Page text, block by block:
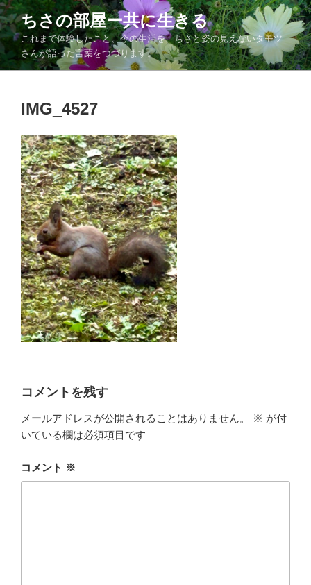
コ
ン
テ
ン
ツ
ちさの部屋ー共に生きる
これまで体験したこと、今の生活を、ちさと姿の見えないタモツ
さんが語った言葉をつづります。
IMG_4527
コメントを残す
メールアドレスが公開されることはありません。 ※ が付
いている欄は必須項目です
コメント ※